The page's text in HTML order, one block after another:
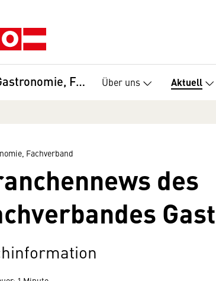
Gastronomie, Fachverband Über uns Aktuell
Fachverband
des